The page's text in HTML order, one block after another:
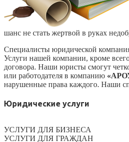
шанс не стать жертвой в руках
Специалисты юридической
Услуги нашей компании, кроме
договора. Наши юристы смогут
или работодателя в компанию
нарушенные права каждого. Наши
Юридические услуги
УСЛУГИ ДЛЯ БИЗНЕСА
УСЛУГИ ДЛЯ ГРАЖДАН